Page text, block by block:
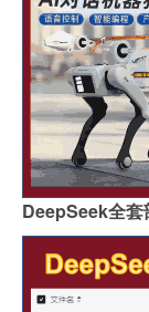
DeepSeek全